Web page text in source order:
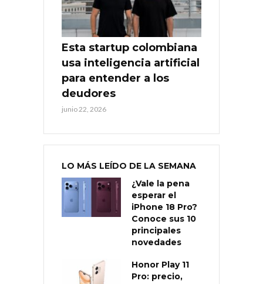
Esta startup colombiana
usa inteligencia artificial
para entender a los
deudores
junio 22, 2026
LO MÁS LEÍDO DE LA SEMANA
¿Vale la pena
esperar el
iPhone 18 Pro?
Conoce sus 10
principales
novedades
Honor Play 11
Pro: precio,